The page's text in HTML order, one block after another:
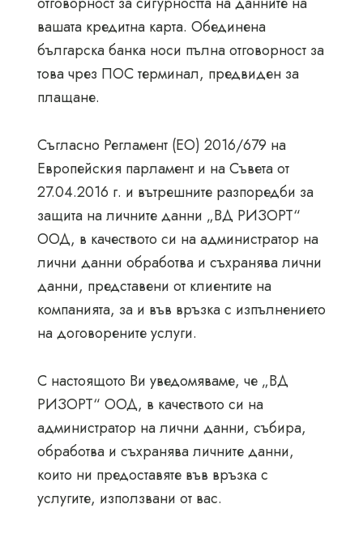
вашата кредитна карта. Обединена
българска банка носи пълна отговорност за
това чрез ПОС терминал, предвиден за
плащане.
Съгласно Регламент (ЕО) 2016/679 на
Европейския парламент и на Съвета от
27.04.2016 г. и вътрешните разпоредби за
защита на личните данни „ВД РИЗОРТ“
ООД, в качеството си на администратор на
лични данни обработва и съхранява лични
данни, представени от клиентите на
компанията, за и във връзка с изпълнението
на договорените услуги.
С настоящото Ви уведомяваме, че „ВД
РИЗОРТ“ ООД, в качеството си на
администратор на лични данни, събира,
обработва и съхранява личните данни,
които ни предоставяте във връзка с
услугите, използвани от вас.